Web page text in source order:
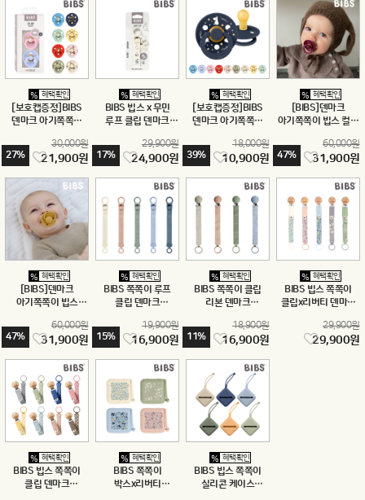
27%
% 혜택확인
[보호캡증정]BIBS
덴마크 아기쪽쪽이
공갈젖꼭지 2P
30,000원
21,900원 17%
% 혜택확인
BIBS 빕스 x 무민
루프 클립 덴마크
홀더29,900원
24,900원 39%
% 혜택확인
[보호캡증정]BIBS
덴마크 아기쪽쪽이
공갈젖꼭지18,000원
10,900원 47%
% 혜택확인
[BIBS]덴마크
아기쪽쪽이 빕스 컬러
2P+2p세트60,000원
31,900원
47%
% 혜택확인
[BIBS]덴마크
아기쪽쪽이 빕스
2P+2P세트60,000원
31,900원 15%
% 혜택확인
BIBS 쪽쪽이 루프
클립 덴마크
19,900원
16,900원 11%
% 혜택확인
BIBS 쪽쪽이 클립
리본 덴마크
18,900원
16,900원
% 혜택확인
BIBS 빕스 쪽쪽이
클립x리버티 덴마크
29,900원
29,900원
% 혜택확인
BIBS 빕스 쪽쪽이
클립 덴마크
% 혜택확인
BIBS 쪽쪽이
박스x리버티
% 혜택확인
BIBS 빕스 쪽쪽이
실리콘 케이스